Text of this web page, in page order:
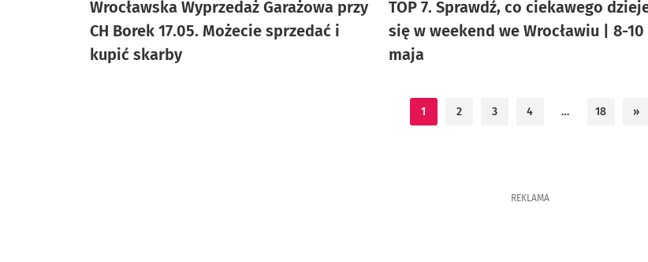
Wrocławska Wyprzedaż Garażowa przy
CH Borek 17.05. Możecie sprzedać i
kupić skarby
TOP 7. Sprawdź, co ciekawego
się w weekend we Wrocławiu | 8-10
maja
1 2 3 4 … 18 »
REKLAMA